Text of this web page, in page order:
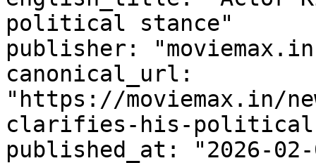
political stance"
publisher:
canonical_url:
"https://moviemax.in/
clarifies-his-
published_at: "2026-02-